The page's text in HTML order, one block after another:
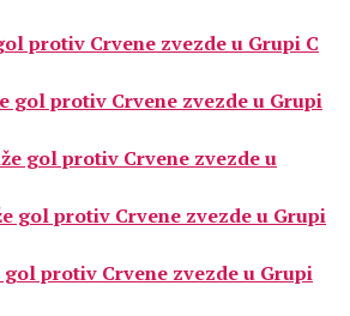
protiv Crvene zvezde u Grupi C
gol protiv Crvene zvezde u Grupi
gol protiv Crvene zvezde u
gol protiv Crvene zvezde u Grupi
protiv Crvene zvezde u Grupi